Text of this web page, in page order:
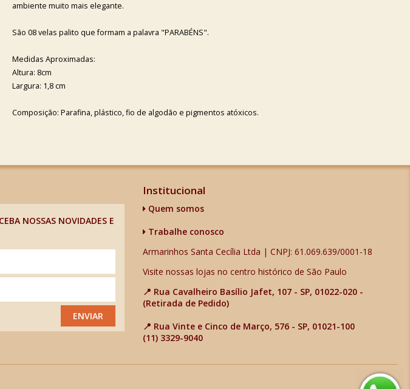
ambiente muito mais elegante.
São 08 velas palito que formam a palavra "PARABÉNS".
Medidas Aproximadas:
Altura: 8cm
Largura: 1,8 cm
Composição: Parafina, plástico, fio de algodão e pigmentos atóxicos.
NOSSAS NOVIDADES E
ENVIAR
Institucional
Quem somos
Trabalhe conosco
Armarinhos Santa Cecília Ltda | CNPJ: 61.069.639/0001-18
Visite nossas lojas no centro histórico de São Paulo
📍 Rua Cavalheiro Basílio Jafet, 107 - SP, 01022-020 -
(Retirada de Pedido)
📍 Rua Vinte e Cinco de Março, 576 - SP, 01021-100
(11) 3329-9040